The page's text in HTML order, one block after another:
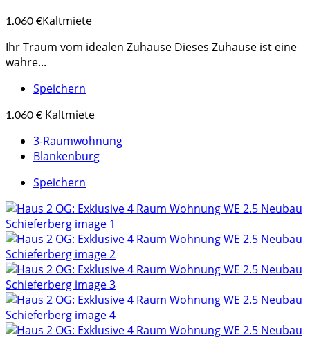
1.060 €Kaltmiete
Ihr Traum vom idealen Zuhause Dieses Zuhause ist eine
wahre...
Speichern
1.060 € Kaltmiete
3-Raumwohnung
Blankenburg
Speichern